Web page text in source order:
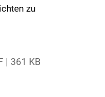
zu
| 361 KB